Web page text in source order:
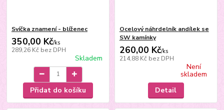
Svíčka znamení - blíženec
350,00 Kč/ks
289,26 Kč bez DPH
Skladem
Přidat do košíku
Ocelový náhrdelník andílek se
SW kamínky
260,00 Kč/ks
214,88 Kč bez DPH
Není
skladem
Detail